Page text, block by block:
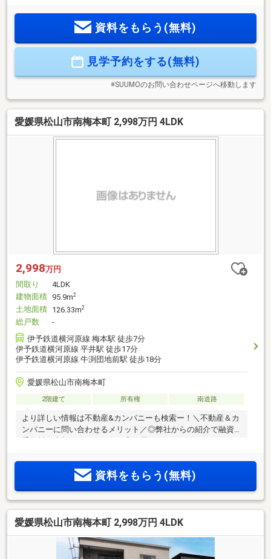
ております。車が2台も駐車でき、来客が来ても置けるので、
便利です。2駅利用できる場所にあるので利便性が高いです。
資料をもらう(無料)
見学予約をする(無料)
※SUUMOのお問い合わせページへ移動します
愛媛県松山市南梅本町 2,998万円 4LDK
2,998万円
間取り
4LDK
建物面積 95.9m2
土地面積 126.33m2
総戸数
-
伊予鉄道横河原線 梅本駅 徒歩7分
伊予鉄道横河原線 平井駅 徒歩17分
伊予鉄道横河原線 牛渕団地前駅 徒歩18分
愛媛県松山市南梅本町
2階建て 所有権 南道路
より詳しい情報は不動産&カンパニーも検索ー！＼不動産＆カ
ンパニーに問い合わせるメリット／◎弊社からの紹介で融資
的に最小限で済む買い方教えます！◎他社掲載の物件も含ん
でご案内ツアー可能！物件を比較できます！◎楽しい！って
おりますので、詳しくはそちらもご覧ください
資料をもらう(無料)
愛媛県松山市南梅本町 2,998万円 4LDK